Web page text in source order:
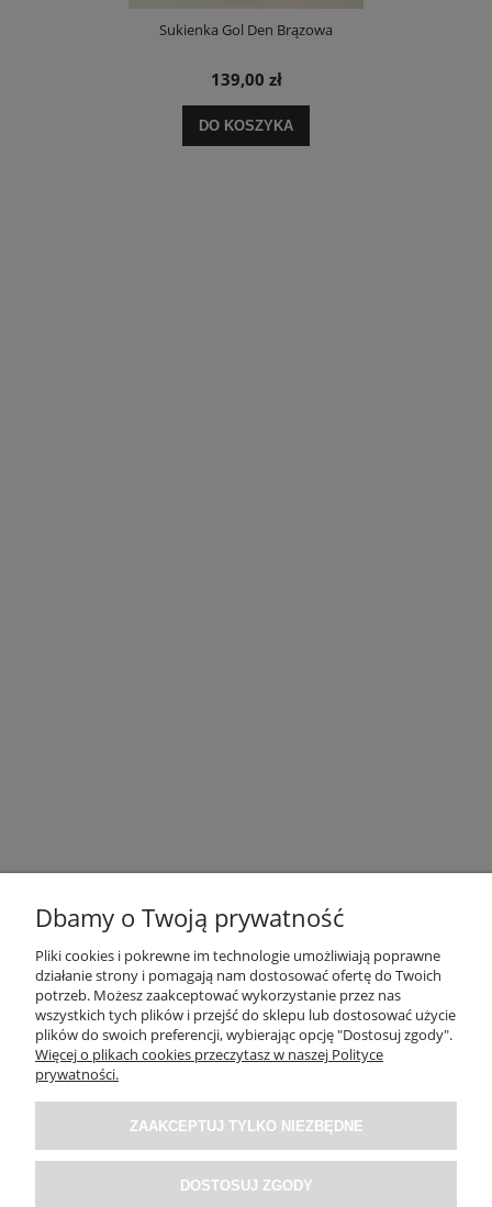
Sukienka Gol Den Brązowa
139,00 zł
DO KOSZYKA
OBSŁUGA KLIENTA
O NAS / INFORMACJE
MOJE KONTO
Dbamy o Twoją prywatność
Pliki cookies i pokrewne im technologie umożliwiają poprawne
działanie strony i pomagają nam dostosować ofertę do Twoich
potrzeb. Możesz zaakceptować wykorzystanie przez nas
wszystkich tych plików i przejść do sklepu lub dostosować użycie
plików do swoich preferencji, wybierając opcję "Dostosuj zgody".
Więcej o plikach cookies przeczytasz w naszej Polityce
prywatności.
ZAAKCEPTUJ TYLKO NIEZBĘDNE
DOSTOSUJ ZGODY